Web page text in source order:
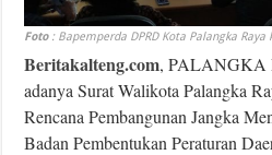
Foto: Bapemperda DPRD Kota Palangka
Beritakalteng.com, PALANGKA
adanya Surat Walikota Palangka
Rencana Pembangunan Jangka
Badan Pembentukan Peraturan